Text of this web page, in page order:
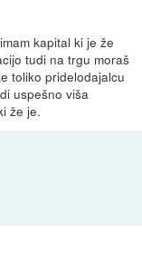
kapital ki je že
tudi na trgu moraš
toliko pridelodajalcu
uspešno viša
že je.